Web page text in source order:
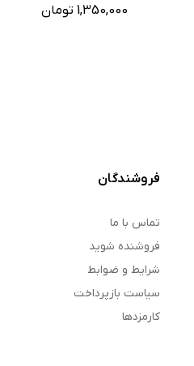
1,350,000 تومان
فروشندگان
تماس با ما
فروشنده شوید
شرایط و ضوابط
سیاست بازپرداخت
کارمزدها